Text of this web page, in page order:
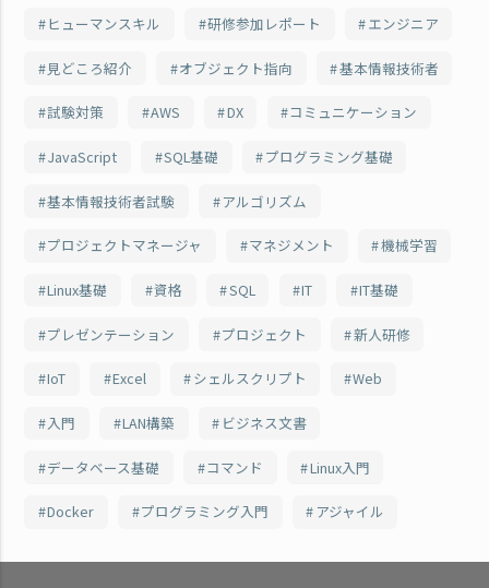
ヒューマンスキル 研修参加レポート エンジニア
見どころ紹介 オブジェクト指向 基本情報技術者
試験対策 AWS DX コミュニケーション
JavaScript SQL基礎 プログラミング基礎
基本情報技術者試験 アルゴリズム
プロジェクトマネージャ マネジメント 機械学習
Linux基礎 資格 SQL IT IT基礎
プレゼンテーション プロジェクト 新人研修
IoT Excel シェルスクリプト Web
入門 LAN構築 ビジネス文書
データベース基礎 コマンド Linux入門
Docker プログラミング入門 アジャイル